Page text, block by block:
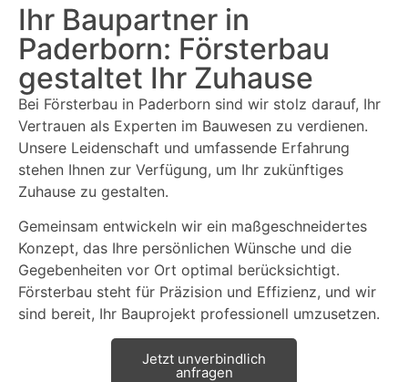
Ihr Baupartner in
Paderborn: Försterbau
gestaltet Ihr Zuhause
Bei Försterbau in Paderborn sind wir stolz darauf, Ihr
Vertrauen als Experten im Bauwesen zu verdienen.
Unsere Leidenschaft und umfassende Erfahrung
stehen Ihnen zur Verfügung, um Ihr zukünftiges
Zuhause zu gestalten.
Gemeinsam entwickeln wir ein maßgeschneidertes
Konzept, das Ihre persönlichen Wünsche und die
Gegebenheiten vor Ort optimal berücksichtigt.
Försterbau steht für Präzision und Effizienz, und wir
sind bereit, Ihr Bauprojekt professionell umzusetzen.
Jetzt unverbindlich
anfragen